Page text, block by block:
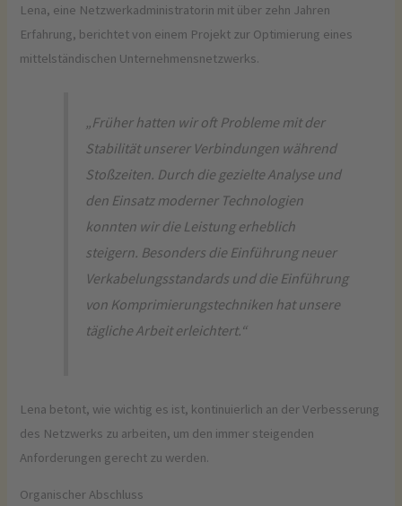
Lena, eine Netzwerkadministratorin mit über zehn Jahren
Erfahrung, berichtet von einem Projekt zur Optimierung eines
mittelständischen Unternehmensnetzwerks.
„Früher hatten wir oft Probleme mit der
Stabilität unserer Verbindungen während
Stoßzeiten. Durch die gezielte Analyse und
den Einsatz moderner Technologien
konnten wir die Leistung erheblich
steigern. Besonders die Einführung neuer
Verkabelungsstandards und die Einführung
von Komprimierungstechniken hat unsere
tägliche Arbeit erleichtert.“
Lena betont, wie wichtig es ist, kontinuierlich an der Verbesserung
des Netzwerks zu arbeiten, um den immer steigenden
Anforderungen gerecht zu werden.
Organischer Abschluss